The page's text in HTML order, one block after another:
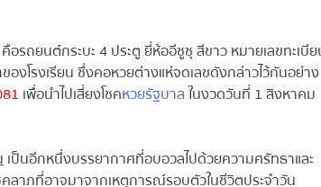
รถยนต์กระบะ 4 ประตู ยี่ห้ออีซูซุ สีขาว หมายเลขทะเบียน
โรงเรียน ซึ่งคอหวยต่างแห่จดเลขดังกล่าวไว้กันอย่าง
เพื่อนำไปเสี่ยงโชคหวยรัฐบาลในงวดวันที่ 1 สิงหาคม
ป็นอีกหนึ่งบรรยากาศที่อบอวลไปด้วยความศรัทธาและ
ลาภที่อาจมาจากเหตุการณ์รอบตัวในชีวิตประจำวัน